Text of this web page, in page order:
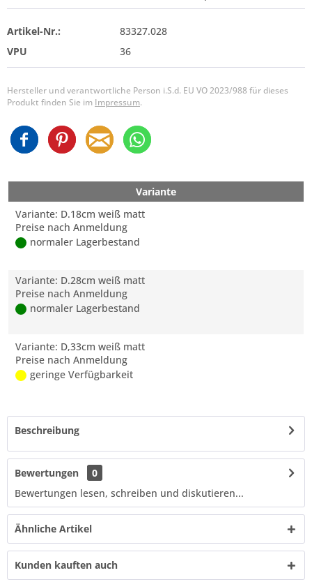
Artikel-Nr.:
83327.028
VPU
36
Hersteller und verantwortliche Person i.S.d. EU VO 2023/988 für dieses
Produkt finden Sie im Impressum.
Variante
Variante: D.18cm weiß matt
Preise nach Anmeldung
normaler Lagerbestand
Variante: D.28cm weiß matt
Preise nach Anmeldung
normaler Lagerbestand
Variante: D,33cm weiß matt
Preise nach Anmeldung
geringe Verfügbarkeit
Beschreibung
Bewertungen
0
Bewertungen lesen, schreiben und diskutieren...
Ähnliche Artikel
Kunden kauften auch